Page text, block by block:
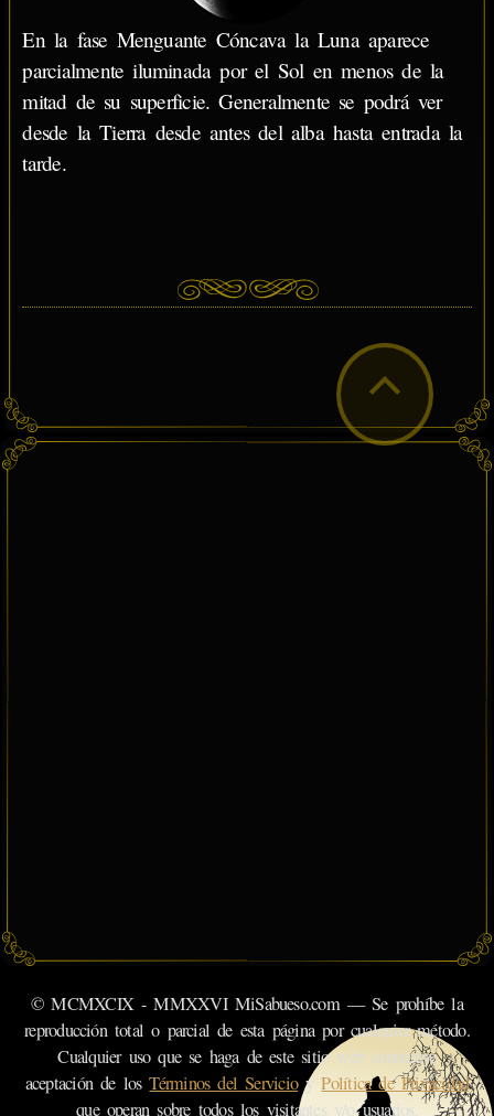
En la fase Menguante Cóncava la Luna aparece
parcialmente iluminada por el Sol en menos de la
mitad de su superficie. Generalmente se podrá ver
desde la Tierra desde antes del alba hasta entrada la
tarde.
© MCMXCIX - MMXXVI MiSabueso.com — Se prohíbe la
reproducción total o parcial de esta página por cualquier método.
Cualquier uso que se haga de este sitio web constituye
aceptación de losTérminos del ServicioyPolítica de Privacidad
que operan sobre todos los visitantes y/o usuarios.